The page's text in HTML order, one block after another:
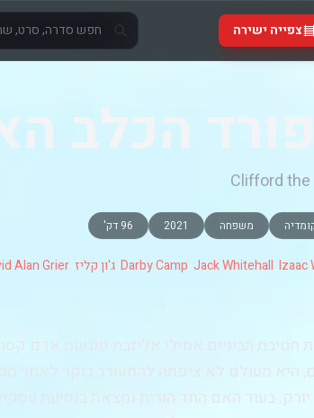
צפייה ישירה
הכלב
Clifford the
משפחה 2021 96 דק'
Darby Camp,Jack Whitehall,Izaac
,ג'ון קליז,
Alan Grier